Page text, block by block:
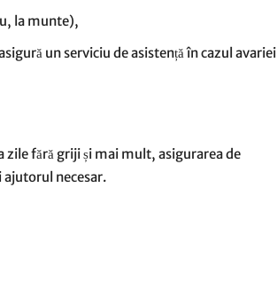
la munte),
un serviciu de asistență în cazul avariei
zile fără griji și mai mult, asigurarea de
ajutorul necesar.